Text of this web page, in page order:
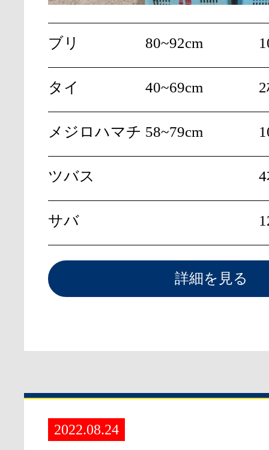
ブリ 80~92cm
タイ 40~69cm
メジロハマチ 58~79cm
ツバス
サバ
詳細を見る
2022.08.24